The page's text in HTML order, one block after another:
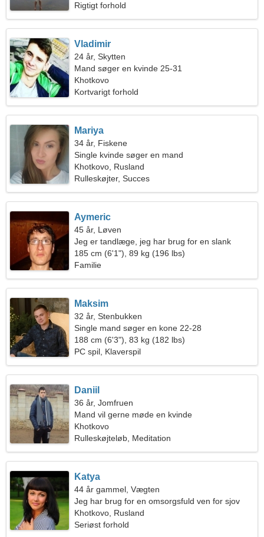
Rigtigt forhold
Vladimir
24 år, Skytten
Mand søger en kvinde 25-31
Khotkovo
Kortvarigt forhold
Mariya
34 år, Fiskene
Single kvinde søger en mand
Khotkovo, Rusland
Rulleskøjter, Succes
Aymeric
45 år, Løven
Jeg er tandlæge, jeg har brug for en slank
kvinde
185 cm (6'1"), 89 kg (196 lbs)
Familie
Maksim
32 år, Stenbukken
Single mand søger en kone 22-28
188 cm (6'3"), 83 kg (182 lbs)
PC spil, Klaverspil
Daniil
36 år, Jomfruen
Mand vil gerne møde en kvinde
Khotkovo
Rulleskøjteløb, Meditation
Katya
44 år gammel, Vægten
Jeg har brug for en omsorgsfuld ven for sjov
Khotkovo, Rusland
Seriøst forhold